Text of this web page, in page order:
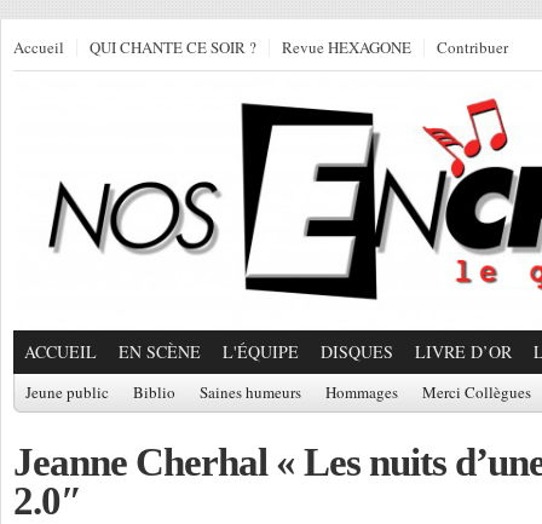
Accueil QUI CHANTE CE SOIR ? Revue HEXAGONE Contribuer
ACCUEIL EN SCÈNE L'ÉQUIPE DISQUES LIVRE D’OR
Jeune public Biblio Saines humeurs Hommages Merci Collègues
Jeanne Cherhal « Les nuits
2.0″